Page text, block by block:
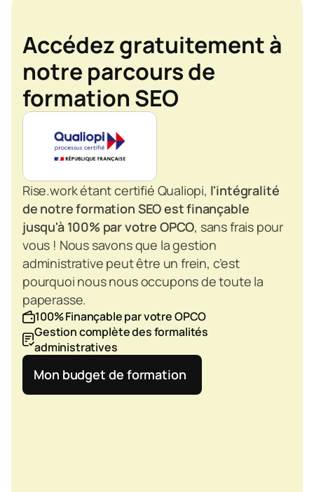
Accédez gratuitement à
notre parcours de
formation SEO
Rise.work étant certifié Qualiopi, l'intégralité
de notre formation SEO est finançable
jusqu'à 100% par votre OPCO, sans frais pour
vous ! Nous savons que la gestion
administrative peut être un frein, c’est
pourquoi nous nous occupons de toute la
paperasse.
100% Finançable par votre OPCO
Gestion complète des formalités
administratives
Mon budget de formation